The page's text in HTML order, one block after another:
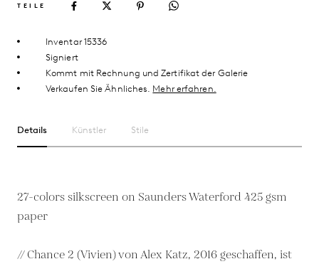
TEILE
Inventar 15336
Signiert
Kommt mit Rechnung und Zertifikat der Galerie
Verkaufen Sie Ähnliches. Mehr erfahren.
Details Künstler Stile
27-colors silkscreen on Saunders Waterford 425 gsm
paper
// Chance 2 (Vivien) von Alex Katz, 2016 geschaffen, ist